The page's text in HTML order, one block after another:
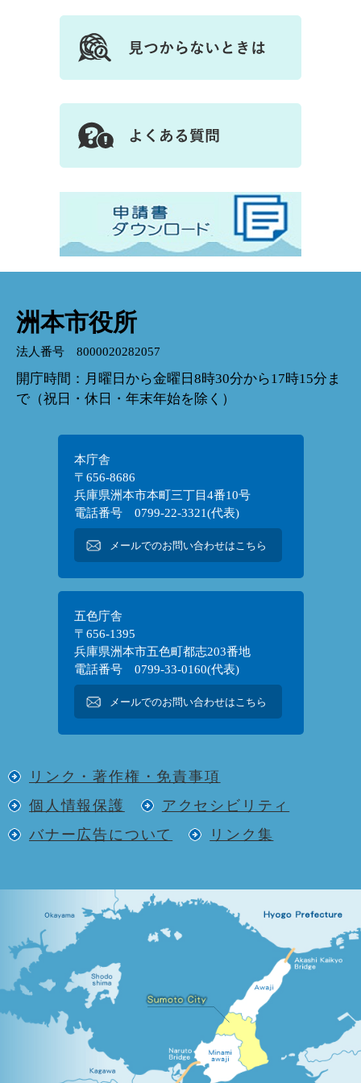
洲本市役所
法人番号 8000020282057
開庁時間：月曜日から金曜日8時30分から17時15分ま
で（祝日・休日・年末年始を除く）
本庁舎
〒656-8686
兵庫県洲本市本町三丁目4番10号
電話番号 0799-22-3321(代表)
メールでのお問い合わせはこちら
五色庁舎
〒656-1395
兵庫県洲本市五色町都志203番地
電話番号 0799-33-0160(代表)
メールでのお問い合わせはこちら
リンク・著作権・免責事項
個人情報保護
アクセシビリティ
バナー広告について
リンク集